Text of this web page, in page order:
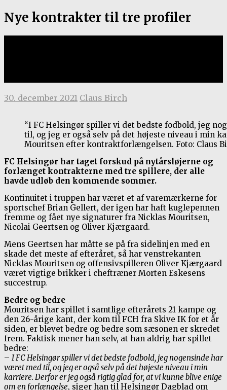
Nye kontrakter til tre profiler
30. december 2021 Claus Birch
“I FC Helsingør spiller vi det bedste fodbold, jeg
til, og jeg er også selv på det højeste niveau i min
Mouritsen efter kontraktforlængelsen. Foto: Claus
FC Helsingør har taget forskud på nytårsløjerne og
forlænget kontrakterne med tre spillere, der alle
havde udløb den kommende sommer.
Kontinuitet i truppen har været et af varemærkerne for
sportschef Brian Gellert, der igen har haft kuglepennen
fremme og fået nye signaturer fra Nicklas Mouritsen,
Nicolai Geertsen og Oliver Kjærgaard.
Mens Geertsen har måtte se på fra sidelinjen med en
skade det meste af efteråret, så har venstrekanten
Nicklas Mouritsen og offensivspilleren Oliver Kjærgaard
været vigtige brikker i cheftræner Morten Eskesens
succestrup.
Bedre og bedre
Mouritsen har spillet i samtlige efterårets 21 kampe og
den 26-årige kant, der kom til FCH fra Skive IK for et år
siden, er blevet bedre og bedre som sæsonen er skredet
frem. Faktisk mener han selv, at han aldrig har spillet
bedre:
– I FC Helsingør spiller vi det bedste fodbold, jeg nogensinde har
været med til, og jeg er også selv på det højeste niveau i min
karriere. Derfor er jeg også rigtig glad for, at vi kunne blive enige
om en forlængelse, siger han til Helsingør Dagblad om